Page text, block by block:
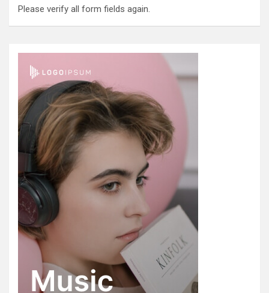
Please verify all form fields again.